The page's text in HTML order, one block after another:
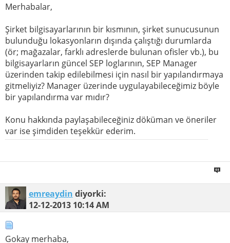
Merhabalar,
Şirket bilgisayarlarının bir kısmının, şirket sunucusunun
bulunduğu lokasyonların dışında çalıştığı durumlarda
(ör; mağazalar, farklı adreslerde bulunan ofisler vb.), bu
bilgisayarların güncel SEP loglarının, SEP Manager
üzerinden takip edilebilmesi için nasıl bir yapılandırmaya
gitmeliyiz? Manager üzerinde uygulayabileceğimiz böyle
bir yapılandırma var mıdır?
Konu hakkında paylaşabileceğiniz döküman ve öneriler
var ise şimdiden teşekkür ederim.
emreaydin diyorki:
12-12-2013 10:14 AM
Gokay merhaba,